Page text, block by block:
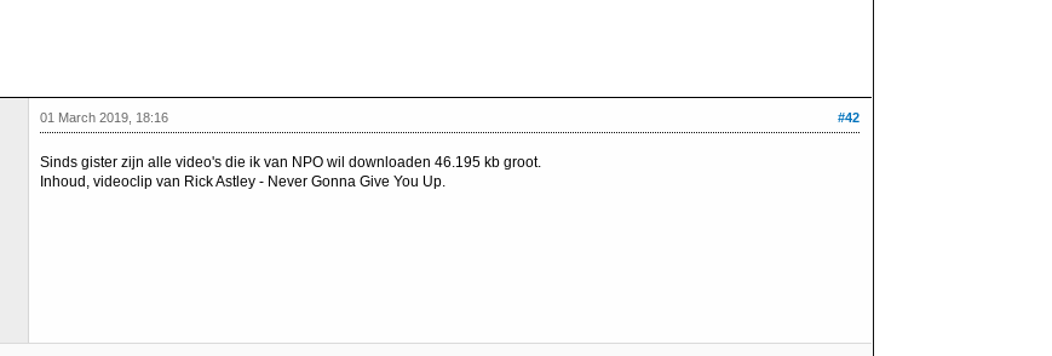
#42
01 March 2019, 18:16
Sinds gister zijn alle video's die ik van NPO wil downloaden 46.195 kb groot.
Inhoud, videoclip van Rick Astley - Never Gonna Give You Up.